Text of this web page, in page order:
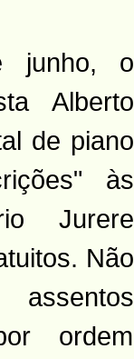
junho, o
Alberto
de piano
às
Jurere
Não